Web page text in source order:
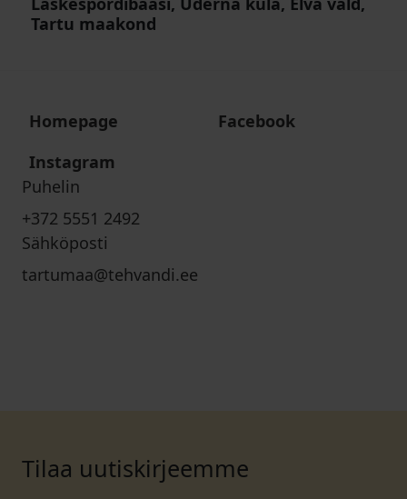
Tartu maakond
Homepage
Facebook
Instagram
Puhelin
+372 5551 2492
Sähköposti
tartumaa@tehvandi.ee
Tilaa uutiskirjeemme